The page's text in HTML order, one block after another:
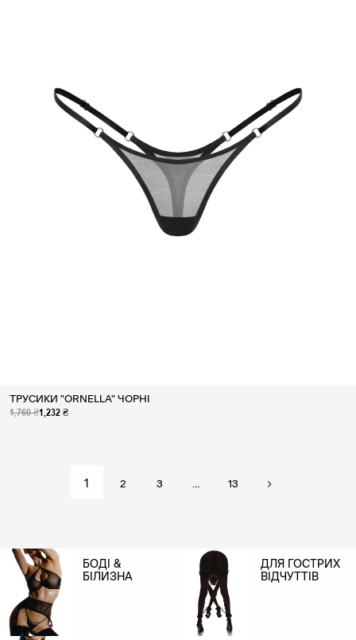
ТРУСИКИ "ORNELLA" ЧОРНІ
1,760 ₴1,232 ₴
1 2 3 13
БОДІ &
БІЛИЗНА
ДЛЯ ГОСТРИХ
ВІДЧУТТІВ